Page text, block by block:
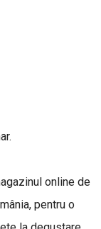
online de
pentru o